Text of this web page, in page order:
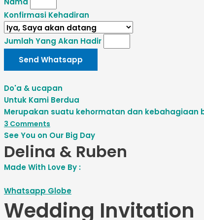
Konfirmasi Kehadiran
Jumlah Yang Akan Hadir
Send Whatsapp
Do'a & ucapan
Untuk Kami Berdua
Merupakan suatu kehormatan dan
3 Comments
See You on Our Big Day
Delina & Ruben
Made With Love By :
Whatsapp Globe
Wedding Invitation